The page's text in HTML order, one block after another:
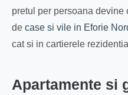
pretul per persoana devine
de case si vile in Eforie
cat si in cartierele
Apartamente si